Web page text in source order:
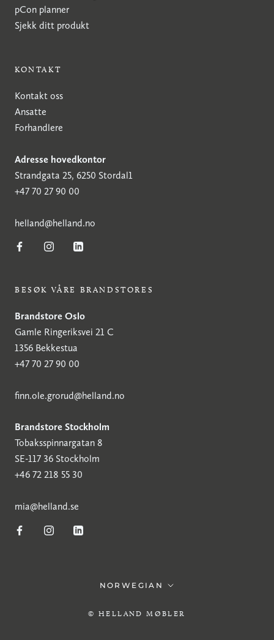
pCon planner
Sjekk ditt produkt
KONTAKT
Kontakt oss
Ansatte
Forhandlere
Adresse hovedkontor
Strandgata 25, 6250 Stordal1
+47 70 27 90 00
helland@helland.no
BESØK VÅRE BRANDSTORES
Brandstore Oslo
Gamle Ringeriksvei 21 C
1356 Bekkestua
+47 70 27 90 00
finn.ole.grorud@helland.no
Brandstore Stockholm
Tobaksspinnargatan 8
SE-117 36 Stockholm
+46 72 218 55 30
mia@helland.se
Språk
NORWEGIAN
© HELLAND MØBLER